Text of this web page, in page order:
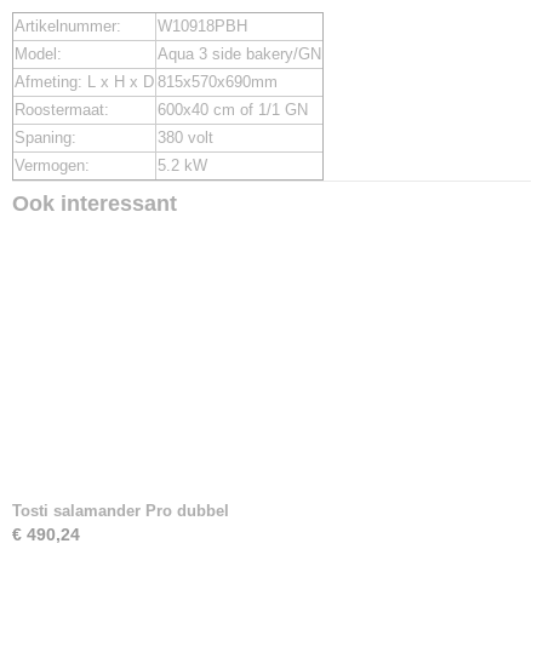
Artikelnummer:
W10918PBH
Model:
Aqua 3 side bakery/GN
Afmeting: L x H x D 815x570x690mm
Roostermaat:
600x40 cm of 1/1 GN
Spaning:
380 volt
Vermogen:
5.2 kW
Ook interessant
Tosti salamander Pro dubbel
€ 490,24